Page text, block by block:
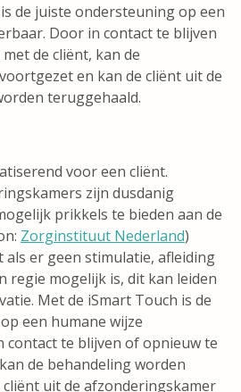
de juiste ondersteuning op een
Door in contact te blijven
de cliënt, kan de
en kan de cliënt uit de
teruggehaald.
voor een cliënt.
zijn dusdanig
prikkels te bieden aan de
Zorginstituut Nederland)
er geen stimulatie, afleiding
regie mogelijk is, dit kan leiden
Met de iSmart Touch is de
een humane wijze
contact te blijven of opnieuw te
de behandeling worden
uit de afzonderingskamer